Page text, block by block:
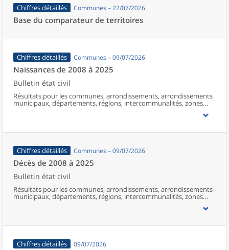
Chiffres détaillés Communes – 22/07/2026
Base du comparateur de territoires
Chiffres détaillés Communes – 09/07/2026
Naissances de 2008 à 2025
Bulletin état civil
Résultats pour les communes, arrondissements, arrondissements
municipaux, départements, régions, intercommunalités, zones
d’emploi, bassins de vie, unités urbaines et aires d’attraction des
Chiffres détaillés Communes – 09/07/2026
Décès de 2008 à 2025
Bulletin état civil
Résultats pour les communes, arrondissements, arrondissements
municipaux, départements, régions, intercommunalités, zones
d’emploi, bassins de vie, unités urbaines et aires d’attraction des
Chiffres détaillés 09/07/2026